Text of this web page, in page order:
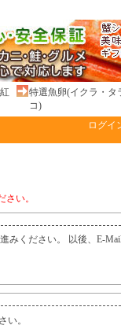
特選魚卵(イクラ・タ
コ)
ログイ
さい。
みください。 以後、E-
い。